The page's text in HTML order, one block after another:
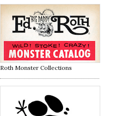
Roth Monster Collections